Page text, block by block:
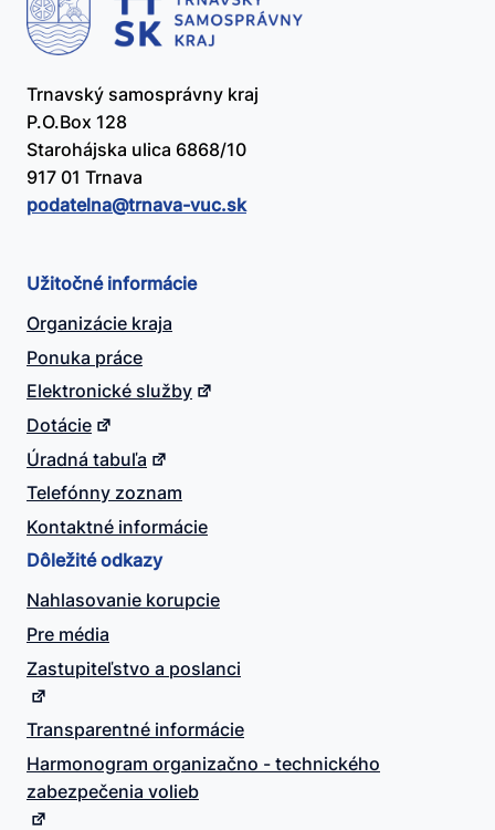
Trnavský samosprávny kraj
P.O.Box 128
Starohájska ulica 6868/10
917 01 Trnava
podatelna@​trnava-vuc.sk
Užitočné informácie
Organizácie kraja
Ponuka práce
Elektronické služby
Dotácie
Úradná tabuľa
Telefónny zoznam
Kontaktné informácie
Dôležité odkazy
Nahlasovanie korupcie
Pre média
Zastupiteľstvo a poslanci
Transparentné informácie
Harmonogram organizačno - technického
zabezpečenia volieb